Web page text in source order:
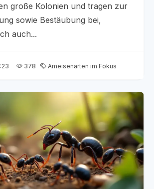
große Kolonien und tragen zur
sowie Bestäubung bei,
auch...
378 Ameisenarten im Fokus